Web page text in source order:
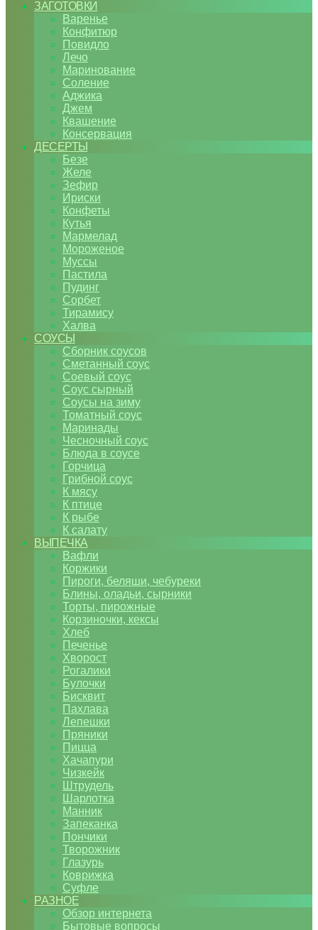
ЗАГОТОВКИ
Варенье
Конфитюр
Повидло
Лечо
Маринование
Соление
Аджика
Джем
Квашение
Консервация
ДЕСЕРТЫ
Безе
Желе
Зефир
Ириски
Конфеты
Кутья
Мармелад
Мороженое
Муссы
Пастила
Пудинг
Сорбет
Тирамису
Халва
СОУСЫ
Сборник соусов
Сметанный соус
Соевый соус
Соус сырный
Соусы на зиму
Томатный соус
Маринады
Чесночный соус
Блюда в соусе
Горчица
Грибной соус
К мясу
К птице
К рыбе
К салату
ВЫПЕЧКА
Вафли
Коржики
Пироги, беляши, чебуреки
Блины, оладьи, сырники
Торты, пирожные
Корзиночки, кексы
Хлеб
Печенье
Хворост
Рогалики
Булочки
Бисквит
Пахлава
Лепешки
Пряники
Пицца
Хачапури
Чизкейк
Штрудель
Шарлотка
Манник
Запеканка
Пончики
Творожник
Глазурь
Коврижка
Суфле
РАЗНОЕ
Обзор интернета
Бытовые вопросы